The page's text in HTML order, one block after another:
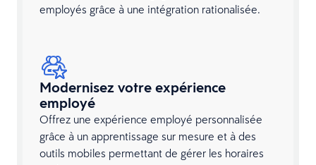
employés grâce à une intégration rationalisée.
Modernisez votre expérience
employé
Offrez une expérience employé personnalisée
grâce à un apprentissage sur mesure et à des
outils mobiles permettant de gérer les horaires